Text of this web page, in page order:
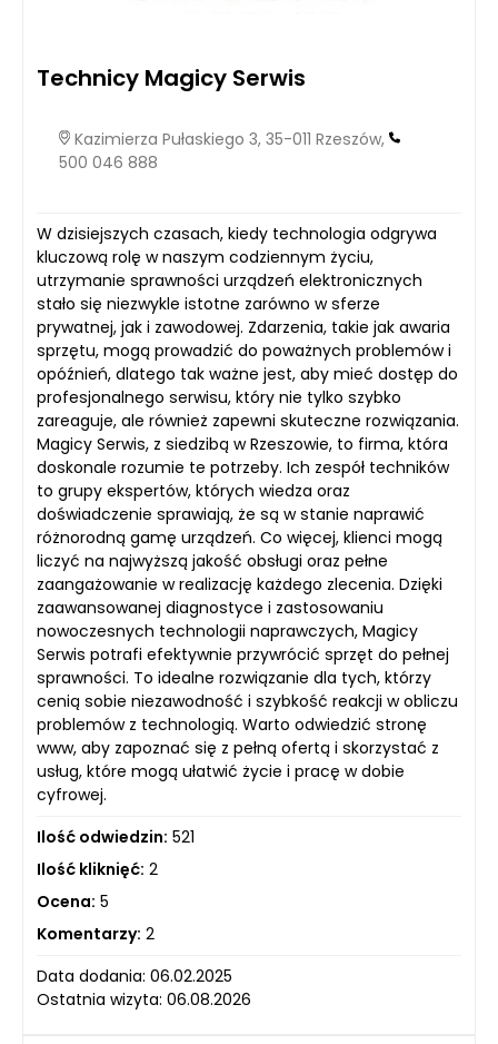
Technicy Magicy Serwis
Kazimierza Pułaskiego 3, 35-011 Rzeszów,
500 046 888
W dzisiejszych czasach, kiedy technologia odgrywa
kluczową rolę w naszym codziennym życiu,
utrzymanie sprawności urządzeń elektronicznych
stało się niezwykle istotne zarówno w sferze
prywatnej, jak i zawodowej. Zdarzenia, takie jak awaria
sprzętu, mogą prowadzić do poważnych problemów i
opóźnień, dlatego tak ważne jest, aby mieć dostęp do
profesjonalnego serwisu, który nie tylko szybko
zareaguje, ale również zapewni skuteczne rozwiązania.
Magicy Serwis, z siedzibą w Rzeszowie, to firma, która
doskonale rozumie te potrzeby. Ich zespół techników
to grupy ekspertów, których wiedza oraz
doświadczenie sprawiają, że są w stanie naprawić
różnorodną gamę urządzeń. Co więcej, klienci mogą
liczyć na najwyższą jakość obsługi oraz pełne
zaangażowanie w realizację każdego zlecenia. Dzięki
zaawansowanej diagnostyce i zastosowaniu
nowoczesnych technologii naprawczych, Magicy
Serwis potrafi efektywnie przywrócić sprzęt do pełnej
sprawności. To idealne rozwiązanie dla tych, którzy
cenią sobie niezawodność i szybkość reakcji w obliczu
problemów z technologią. Warto odwiedzić stronę
www, aby zapoznać się z pełną ofertą i skorzystać z
usług, które mogą ułatwić życie i pracę w dobie
cyfrowej.
Ilość odwiedzin: 521
Ilość kliknięć: 2
Ocena: 5
Komentarzy: 2
Data dodania: 06.02.2025
Ostatnia wizyta: 06.08.2026